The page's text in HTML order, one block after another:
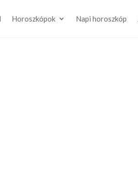
Horoszkópok Napi horoszkóp